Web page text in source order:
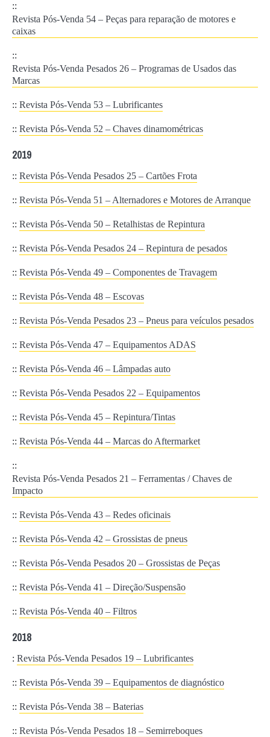
::
Revista Pós-Venda 54 – Peças para reparação de motores e
caixas
::
Revista Pós-Venda Pesados 26 – Programas de Usados das
Marcas
:: Revista Pós-Venda 53 – Lubrificantes
:: Revista Pós-Venda 52 – Chaves dinamométricas
2019
:: Revista Pós-Venda Pesados 25 – Cartões Frota
:: Revista Pós-Venda 51 – Alternadores e Motores de Arranque
:: Revista Pós-Venda 50 – Retalhistas de Repintura
:: Revista Pós-Venda Pesados 24 – Repintura de pesados
:: Revista Pós-Venda 49 – Componentes de Travagem
:: Revista Pós-Venda 48 – Escovas
:: Revista Pós-Venda Pesados 23 – Pneus para veículos pesados
:: Revista Pós-Venda 47 – Equipamentos ADAS
:: Revista Pós-Venda 46 – Lâmpadas auto
:: Revista Pós-Venda Pesados 22 – Equipamentos
:: Revista Pós-Venda 45 – Repintura/Tintas
:: Revista Pós-Venda 44 – Marcas do Aftermarket
::
Revista Pós-Venda Pesados 21 – Ferramentas / Chaves de
Impacto
:: Revista Pós-Venda 43 – Redes oficinais
:: Revista Pós-Venda 42 – Grossistas de pneus
:: Revista Pós-Venda Pesados 20 – Grossistas de Peças
:: Revista Pós-Venda 41 – Direção/Suspensão
:: Revista Pós-Venda 40 – Filtros
2018
: Revista Pós-Venda Pesados 19 – Lubrificantes
:: Revista Pós-Venda 39 – Equipamentos de diagnóstico
:: Revista Pós-Venda 38 – Baterias
:: Revista Pós-Venda Pesados 18 – Semirreboques